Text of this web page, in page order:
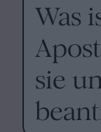
Was
sie